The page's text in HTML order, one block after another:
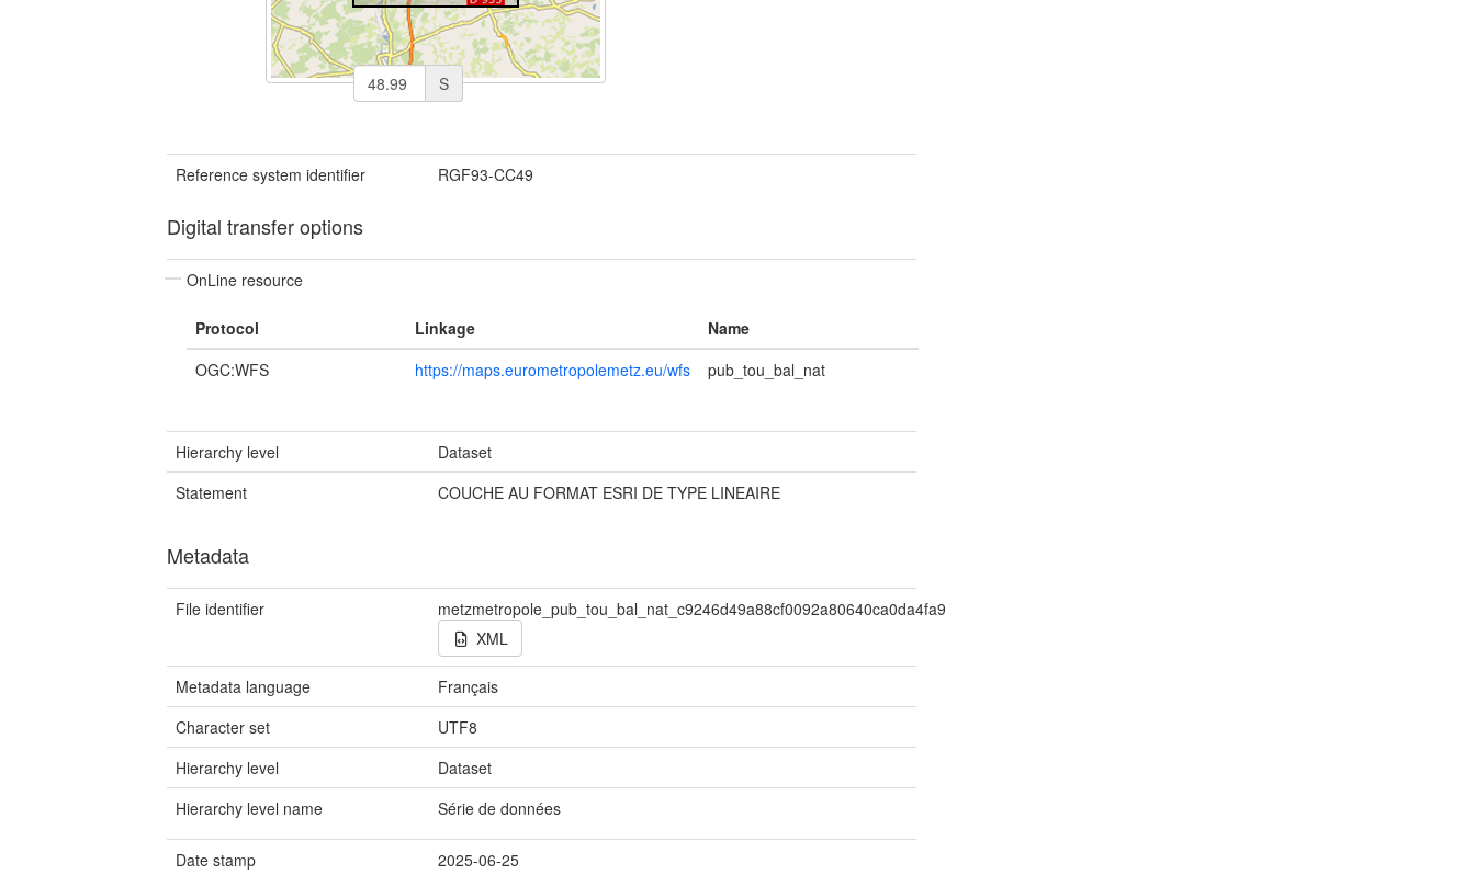
S
Reference system identifier RGF93-CC49
Digital transfer options
OnLine resource
Protocol Linkage
Name
OGC:WFS
https://maps.eurometropolemetz.eu/wfs pub_tou_bal_nat
Hierarchy level
Dataset
Statement
COUCHE AU FORMAT ESRI DE TYPE LINEAIRE
Metadata
File identifier
metzmetropole_pub_tou_bal_nat_c9246d49a88cf0092a80640ca0da4fa9
XML
Metadata language
Français
Character set
UTF8
Hierarchy level
Dataset
Hierarchy level name
Série de données
Date stamp 2025-06-25